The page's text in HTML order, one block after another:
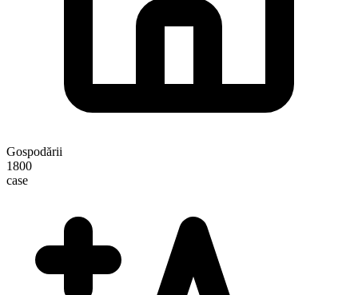
Gospodării
1800
case